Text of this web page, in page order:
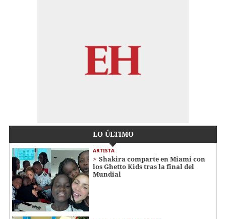
LO ÚLTIMO
ARTISTA
Shakira comparte en Miami con
los Ghetto Kids tras la final del
Mundial